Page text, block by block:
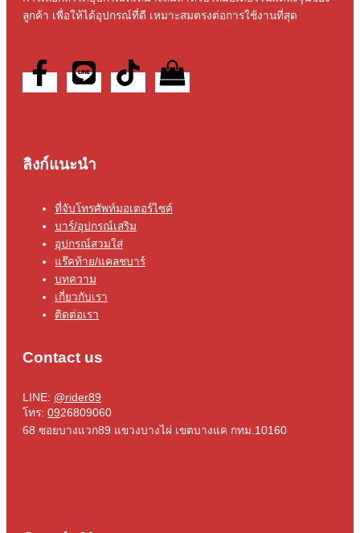
ลูกค้า เพื่อให้ได้อุปกรณ์ที่ดี เหมาะสมตรงต่อการใช้งานที่สุด
ลิงก์แนะนำ
ที่จับโทรศัพท์มอเตอร์ไซค์
บาร์/อุปกรณ์เสริม
อุปกรณ์สวมใส่
แร๊คท้าย/แคลชบาร์
บทความ
เกี่ยวกับเรา
ติดต่อเรา
Contact us
LINE: @rider89
โทร: 0926809060
68 ซอยบางแวก89 แขวงบางไผ่ เขตบางแค กทม.10160